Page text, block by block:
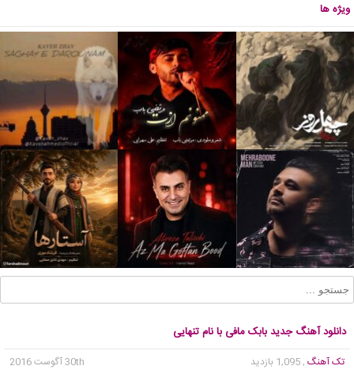
ویژه ها
دانلود آهنگ جدید بابک مافی با نام تنهایی
تک آهنگ , 1,095 بازدید
30th آگوست 2016